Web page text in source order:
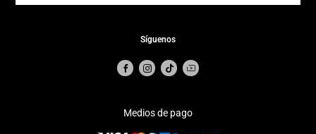
Síguenos
Medios de pago